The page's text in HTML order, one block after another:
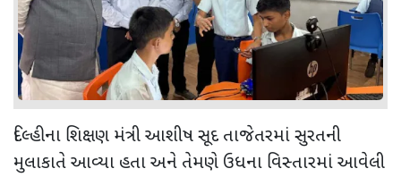
દિલ્હીના શિક્ષણ મંત્રી આશીષ સૂદ તાજેતરમાં સુરતની
મુલાકાતે આવ્યા હતા અને તેમણે ઉધના વિસ્તારમાં આવેલી